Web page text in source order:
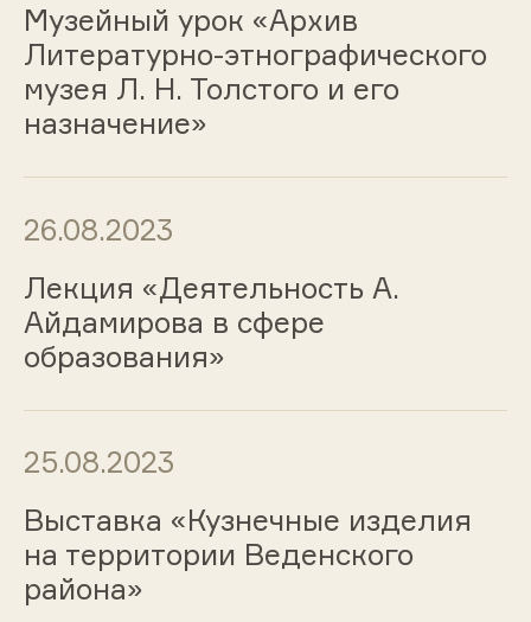
Музейный урок «Архив
Литературно-этнографического
музея Л. Н. Толстого и его
назначение»
26.08.2023
Лекция «Деятельность А.
Айдамирова в сфере
образования»
25.08.2023
Выставка «Кузнечные изделия
на территории Веденского
района»